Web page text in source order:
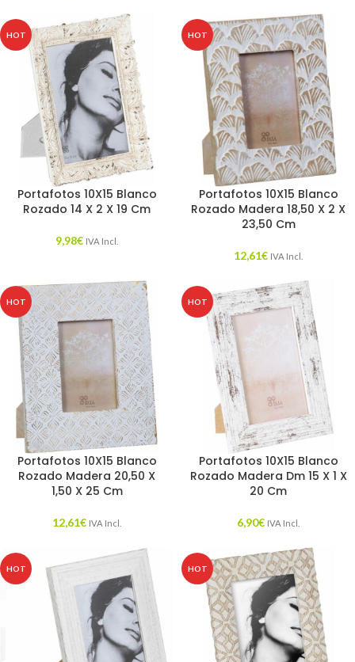
HOT
Portafotos 10X15 Blanco
Rozado 14 X 2 X 19 Cm
9,98€ IVA Incl.
HOT
Portafotos 10X15 Blanco
Rozado Madera 18,50 X 2 X
23,50 Cm
12,61€ IVA Incl.
HOT
Portafotos 10X15 Blanco
Rozado Madera 20,50 X
1,50 X 25 Cm
12,61€ IVA Incl.
HOT
Portafotos 10X15 Blanco
Rozado Madera Dm 15 X 1 X
20 Cm
6,90€ IVA Incl.
HOT HOT